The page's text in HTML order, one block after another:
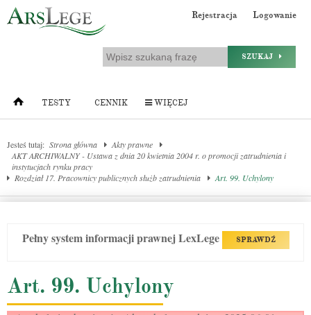
Rejestracja Logowanie
SZUKAJ
TESTY CENNIK WIĘCEJ
Jesteś tutaj: Strona główna
Akty prawne
AKT ARCHIWALNY - Ustawa z dnia 20 kwietnia 2004 r. o promocji zatrudnienia i
instytucjach rynku pracy
Rozdział 17. Pracownicy publicznych służb zatrudnienia
Art. 99. Uchylony
Pełny system informacji prawnej LexLege SPRAWDŹ
Art. 99. Uchylony